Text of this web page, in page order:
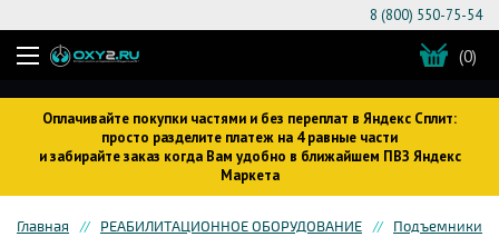
Оплачивайте покупки частями и без переплат в Яндекс Сплит:
просто разделите платеж на 4 равные части
и забирайте заказ когда Вам удобно в ближайшем ПВЗ Яндекс
Маркета
8 (800) 550-75-54
(0)
Главная РЕАБИЛИТАЦИОННОЕ ОБОРУДОВАНИЕ Подъемники